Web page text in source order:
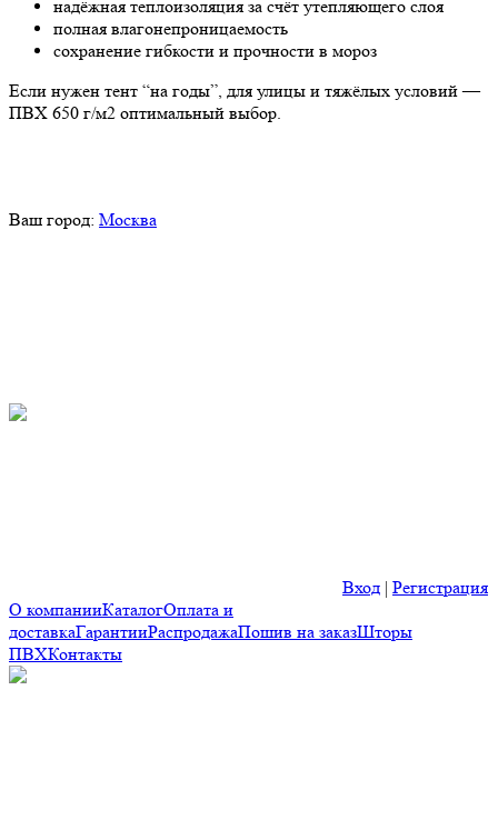
надёжная теплоизоляция за счёт утепляющего слоя
полная влагонепроницаемость
сохранение гибкости и прочности в мороз
Если нужен тент “на годы”, для улицы и тяжёлых условий —
ПВХ 650 г/м2 оптимальный выбор.
Ваш город: Москва
Вход | Регистрация
О компанииКаталогОплата и
доставкаГарантииРаспродажаПошив на заказШторы
ПВХКонтакты